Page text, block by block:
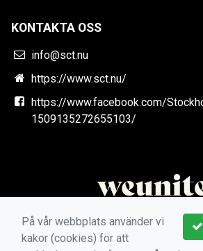
KONTAKTA OSS
info@sct.nu
https://www.sct.nu/
https://www.facebook.com/
1509135272655103/
På vår webbplats använder vi
kakor (cookies) för att